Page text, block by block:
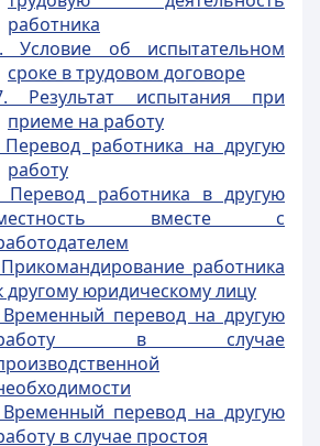
работника
Условие об испытательном
сроке в трудовом договоре
Результат испытания при
приеме на работу
Перевод работника на другую
работу
Перевод работника в другую
вместе с
работника
другому юридическому лицу
Временный перевод на другую
в случае
Временный перевод на другую
в случае простоя